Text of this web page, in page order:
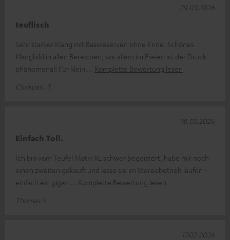
teuflisch
Sehr starker Klang mit Bassreserven ohne Ende. Schönes
Klangbild in allen Bereichen, vor allem im Freien ist der Druck
phänomenal! Für klein
Komplette Bewertung lesen
Christian. T.
29.03.2026
Einfach Toll.
Ich bin vom Teufel Motiv XL schwer begeistert, habe mir noch
einen zweiten gekauft und lasse sie im Stereobetrieb laufen -
einfach ein gigan
Komplette Bewertung lesen
Thomas S.
18.03.2026
17.02.2026